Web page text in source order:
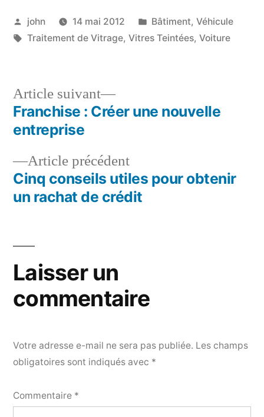
Publié
par
john 14 mai 2012
Publié
dans
Bâtiment,Véhicule
Étiquettes :
Traitement de Vitrage, Vitres Teintées, Voiture
Navigation
l’article
Article précédentArticle
précédent :
Cinq conseils utiles pour obtenir
un rachat de crédit
Article suivant
Article
suivant :
Franchise : Créer une nouvelle
entreprise
Laisser un
commentaire
Votre adresse e-mail ne sera pas publiée. Les champs
obligatoires sont indiqués avec *
Commentaire *